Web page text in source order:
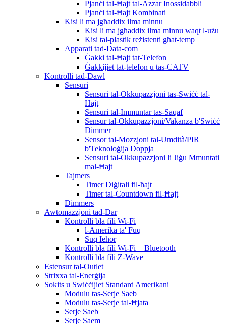
Pjanċi tal-Ħajt tal-Azzar Inossidabbli
Pjanċi tal-Ħajt Kombinati
Kisi li ma jgħaddix ilma minnu
Kisi li ma jgħaddix ilma minnu waqt l-użu
Kisi tal-plastik reżistenti għat-temp
Apparati tad-Data-com
Ġakki tal-Ħajt tat-Telefon
Ġakkijiet tat-telefon u tas-CATV
Kontrolli tad-Dawl
Sensuri
Sensuri tal-Okkupazzjoni tas-Swiċċ tal-
Ħajt
Sensuri tal-Immuntar tas-Saqaf
Sensur tal-Okkupazzjoni/Vakanza b'Swiċċ
Dimmer
Sensor tal-Mozzjoni tal-Umdità/PIR
b'Teknoloġija Doppja
Sensuri tal-Okkupazzjoni li Jiġu Mmuntati
mal-Ħajt
Tajmers
Timer Diġitali fil-ħajt
Timer tal-Countdown fil-Ħajt
Dimmers
Awtomazzjoni tad-Dar
Kontrolli bla fili Wi-Fi
l-Amerika ta' Fuq
Suq Ieħor
Kontrolli bla fili Wi-Fi + Bluetooth
Kontrolli bla fili Z-Wave
Estensur tal-Outlet
Strixxa tal-Enerġija
Sokits u Swiċċijiet Standard Amerikani
Modulu tas-Serje Saeb
Modulu tas-Serje tal-Ħjata
Serje Saeb
Serje Saem